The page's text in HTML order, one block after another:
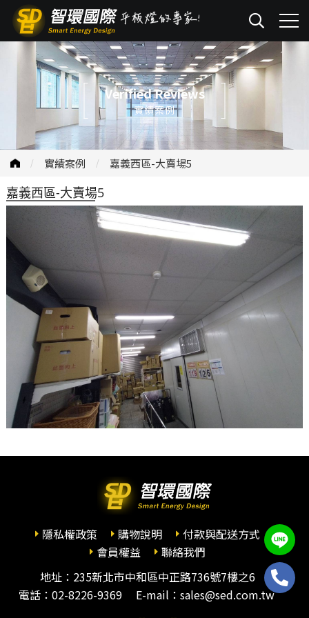
Verified Reviews
實績案例
實績案例 嘉義西區-大賣場5
嘉義西區-大賣場5
隱私權政策 購物說明
付款與配送方式
會員權益
聯絡我們
地址：235新北市中和區中正路736號7樓之6
電話： 02-8226-9369 E-mail：sales@sed.com.tw